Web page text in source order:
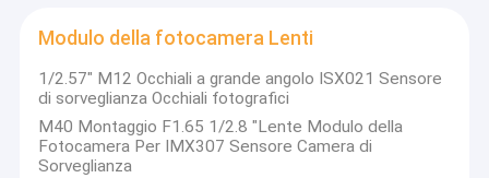
Modulo della fotocamera Lenti
1/2.57" M12 Occhiali a grande angolo ISX021 Sensore
di sorveglianza Occhiali fotografici
M40 Montaggio F1.65 1/2.8 "Lente Modulo della
Fotocamera Per IMX307 Sensore Camera di
Sorveglianza